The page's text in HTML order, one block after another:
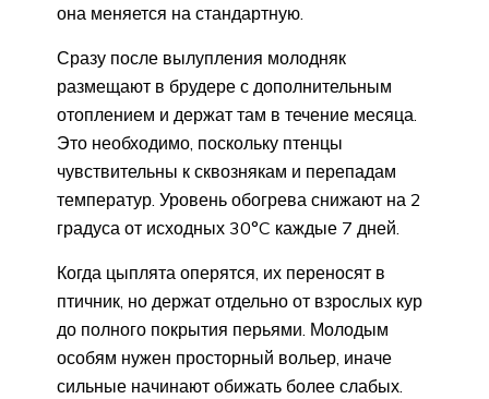
она меняется на стандартную.
Сразу после вылупления молодняк
размещают в брудере с дополнительным
отоплением и держат там в течение месяца.
Это необходимо, поскольку птенцы
чувствительны к сквознякам и перепадам
температур. Уровень обогрева снижают на 2
градуса от исходных 30°C каждые 7 дней.
Когда цыплята оперятся, их переносят в
птичник, но держат отдельно от взрослых кур
до полного покрытия перьями. Молодым
особям нужен просторный вольер, иначе
сильные начинают обижать более слабых.